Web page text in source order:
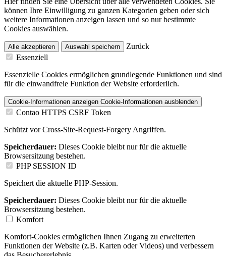
können Ihre Einwilligung zu ganzen Kategorien geben oder sich
weitere Informationen anzeigen lassen und so nur bestimmte
Cookies auswählen.
Alle akzeptieren Auswahl speichern
Zurück
Essenziell
Essenzielle Cookies ermöglichen grundlegende Funktionen und sind
für die einwandfreie Funktion der Website erforderlich.
Cookie-Informationen anzeigen Cookie-Informationen ausblenden
Contao HTTPS CSRF Token
Schützt vor Cross-Site-Request-Forgery Angriffen.
Speicherdauer: Dieses Cookie bleibt nur für die aktuelle
Browsersitzung bestehen.
PHP SESSION ID
Speichert die aktuelle PHP-Session.
Speicherdauer: Dieses Cookie bleibt nur für die aktuelle
Browsersitzung bestehen.
Komfort
Komfort-Cookies ermöglichen Ihnen Zugang zu erweiterten
Funktionen der Website (z.B. Karten oder Videos) und verbessern